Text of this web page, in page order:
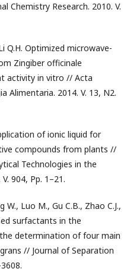
Chemistry Research. 2010. V.
Q.H. Optimized microwave-
Zingiber officinale
activity in vitro // Acta
Alimentaria. 2014. V. 13, N2.
of ionic liquid for
compounds from plants //
Technologies in the
904, Pp. 1–21.
W., Luo M., Gu C.B., Zhao C.J.,
surfactants in the
determination of four main
// Journal of Separation